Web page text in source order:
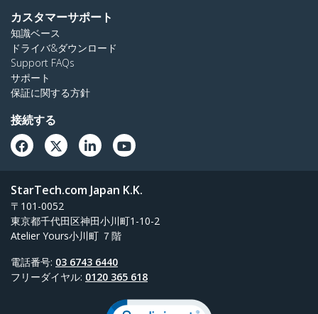
カスタマーサポート
知識ベース
ドライバ&ダウンロード
Support FAQs
サポート
保証に関する方針
接続する
StarTech.com Japan K.K.
〒101-0052
東京都千代田区神田小川町1-10-2
Atelier Yours小川町 ７階
電話番号: 03 6743 6440
フリーダイヤル: 0120 365 618